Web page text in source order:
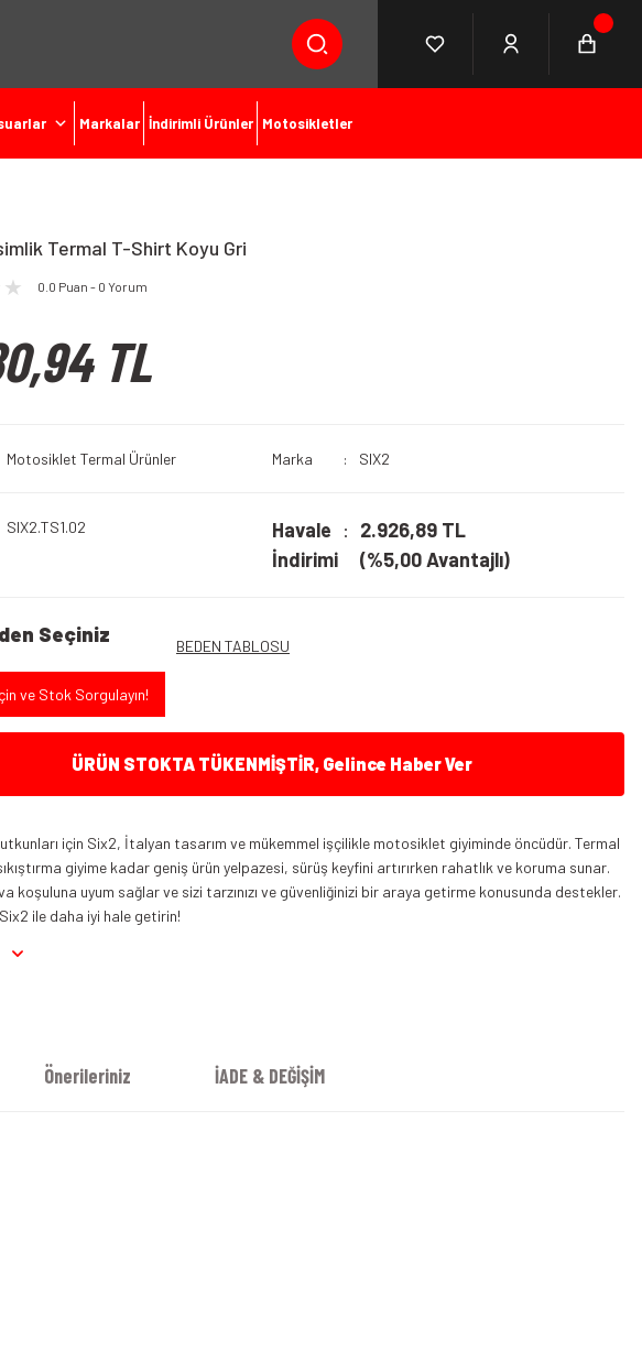
Markalar İndirimli Ürünler Motosikletler
Termal T-Shirt Koyu Gri
0.0 Puan - 0 Yorum
TL
Motosiklet Termal Ürünler Marka SIX2
SIX2.TS1.02
Havale
İndirimi
2.926,89 TL
(%5,00 Avantajlı)
Seçiniz BEDEN TABLOSU
ve Stok Sorgulayın!
ÜRÜN STOKTA TÜKENMİŞTİR, Gelince Haber Ver
için Six2, İtalyan tasarım ve mükemmel işçilikle motosiklet giyiminde öncüdür. Termal
giyime kadar geniş ürün yelpazesi, sürüş keyfini artırırken rahatlık ve koruma sunar.
koşuluna uyum sağlar ve sizi tarzınızı ve güvenliğinizi bir araya getirme konusunda destekler.
ile daha iyi hale getirin!
Önerileriniz İADE & DEĞİŞİM